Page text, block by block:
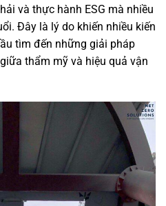
và thực hành ESG mà nhiều
Đây là lý do khiến nhiều kiến
tìm đến những giải pháp
thẩm mỹ và hiệu quả vận